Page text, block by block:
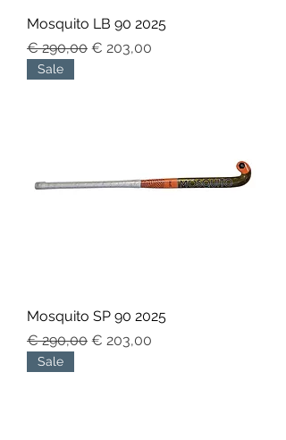
Mosquito LB 90 2025
Normale prijs
€ 290,00 Verkoopprijs
€ 203,00
Sale
Mosquito SP 90 2025
Normale prijs
€ 290,00 Verkoopprijs
€ 203,00
Sale